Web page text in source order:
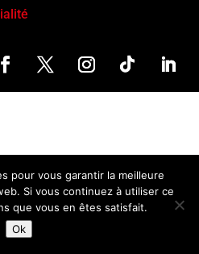
pour vous garantir la meilleure
Si vous continuez à utiliser ce
que vous en êtes satisfait.
Ok